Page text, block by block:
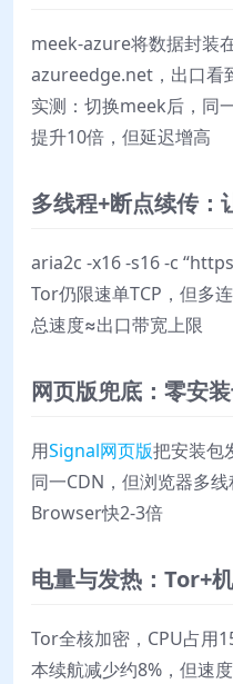
meek-azure将数据封装
azureedge.net，出口看
实测：切换meek后，同
提升10倍，但延迟增高
多线程+断点续传：
aria2c -x16 -s16 -c
Tor仍限速单TCP，但多
总速度≈出口带宽上限
网页版兜底：零安
用Signal网页版把安装包
同一CDN，但浏览器多
Browser快2-3倍
电量与发热：Tor+
Tor全核加密，CPU占用
本续航减少约8%，但速